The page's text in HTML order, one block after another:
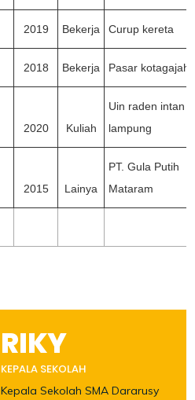
2019 Bekerja Curup kereta
2018 Bekerja Pasar kotagajah
2020 Kuliah
Uin raden intan
lampung
2015 Lainya
PT. Gula Putih
Mataram
RIKY
KEPALA SEKOLAH
Kepala Sekolah SMA Dararusy